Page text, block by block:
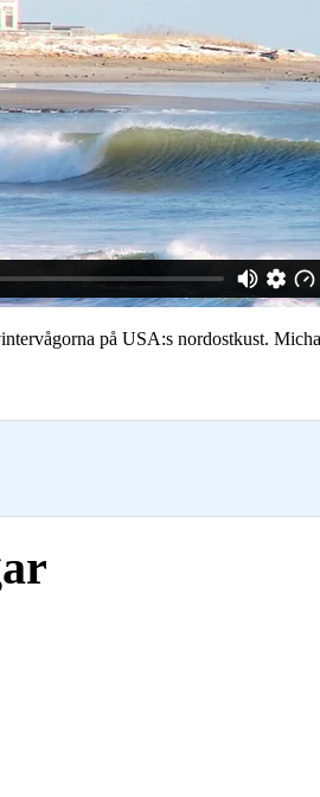
på USA:s nordostkust.